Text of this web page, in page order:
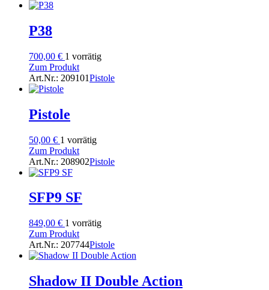
P38
700,00 € 1 vorrätig
Zum Produkt
Art.Nr.: 209101Pistole
Pistole
50,00 € 1 vorrätig
Zum Produkt
Art.Nr.: 208902Pistole
SFP9 SF
849,00 € 1 vorrätig
Zum Produkt
Art.Nr.: 207744Pistole
Shadow II Double Action